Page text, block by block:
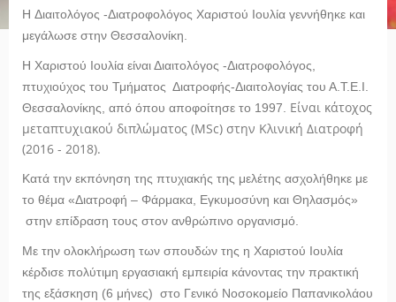
H Διαιτολόγος -Διατροφολόγος Χαριστού Ιουλία γεννήθηκε και
μεγάλωσε στην Θεσσαλονίκη.
Η Χαριστού Ιουλία είναι Διαιτολόγος -Διατροφολόγος,
πτυχιούχος του Τμήματος Διατροφής-Διαιτολογίας του Α.Τ.Ε.Ι.
Θεσσαλονίκης, από όπου αποφοίτησε το 1997. Είναι κάτοχος
μεταπτυχιακού διπλώματος (MSc) στην Κλινική Διατροφή
(2016 - 2018).
Κατά την εκπόνηση της πτυχιακής της μελέτης ασχολήθηκε με
το θέμα «Διατροφή – Φάρμακα, Εγκυμοσύνη και Θηλασμός»
στην επίδραση τους στον ανθρώπινο οργανισμό.
Με την ολοκλήρωση των σπουδών της η Χαριστού Ιουλία
κέρδισε πολύτιμη εργασιακή εμπειρία κάνοντας την πρακτική
της εξάσκηση (6 μήνες) στο Γενικό Νοσοκομείο Παπανικολάου